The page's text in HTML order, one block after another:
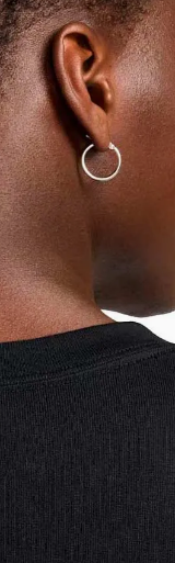
insira seu CEP
para sua região
BUSCAR